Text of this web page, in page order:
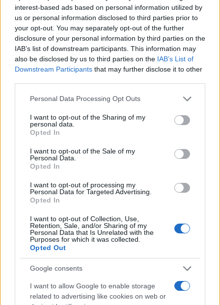
interest-based ads based on personal information utilized by
us or personal information disclosed to third parties prior to
your opt-out. You may separately opt-out of the further
disclosure of your personal information by third parties on the
IAB’s list of downstream participants. This information may
also be disclosed by us to third parties on the IAB’s List of
Downstream Participants that may further disclose it to other
Please note that this website/app uses one or more Google
not limited to your visit or usage behaviour. You may click to
grant or deny consent to Google and its third-party tags to
use your data for below specified purposes in below Google
consent section.
Personal Data Processing Opt Outs
I want to opt-out of the Sharing of my
personal data.
Opted In
I want to opt-out of the Sale of my
Personal Data.
Opted In
I want to opt-out of processing my
Personal Data for Targeted Advertising.
Opted In
I want to opt-out of Collection, Use,
Retention, Sale, and/or Sharing of my
Personal Data that Is Unrelated with the
Purposes for which it was collected.
Opted Out
Google consents
I want to allow Google to enable storage
related to advertising like cookies on web or
Διαβάστε περισσότερα
Πυρκαγιά στο Στεφάνι
Κορίνθου -
Ενημερωτικό μήνυμα
Από αέρος
κινητοποιήθηκαν 4
αεροσκάφη και 3
ελικόπτερα